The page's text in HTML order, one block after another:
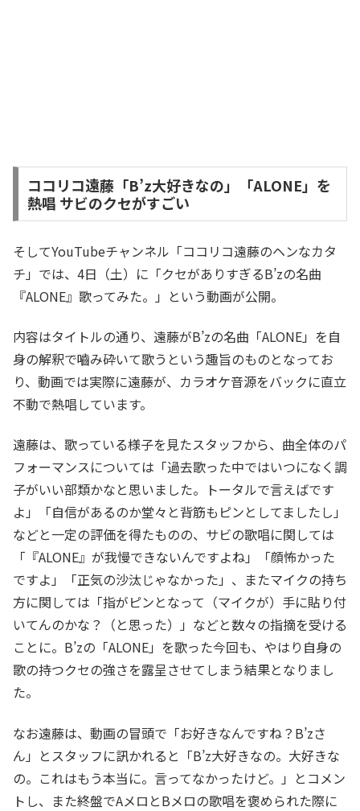
ココリコ遠藤「B’z大好きなの」「ALONE」を
熱唱 サビのクセがすごい
そしてYouTubeチャンネル「ココリコ遠藤のヘンなカタ
チ」では、4日（土）に「クセがありすぎるB’zの名曲
『ALONE』歌ってみた。」という動画が公開。
内容はタイトルの通り、遠藤がB’zの名曲「ALONE」を自
身の解釈で嚙み砕いて歌うという趣旨のものとなってお
り、動画では実際に遠藤が、カラオケ音源をバックに直立
不動で熱唱しています。
遠藤は、歌っている様子を見たスタッフから、曲全体のパ
フォーマンスについては「過去歌った中ではいつになく調
子がいい部類かなと思いました。トータルで言えばです
よ」「自信があるのか堂々と背筋もピンとしてましたし」
などと一定の評価を得たものの、サビの歌唱に関しては
「『ALONE』が我慢できないんですよね」「顔怖かった
ですよ」「正気の沙汰じゃなかった」、またマイクの持ち
方に関しては「指がピンとなって（マイクが）手に貼り付
いてんのかな？（と思った）」などと数々の指摘を受ける
ことに。B’zの「ALONE」を歌った今回も、やはり自身の
歌の持つクセの強さを露呈させてしまう結果となりまし
た。
なお遠藤は、動画の冒頭で「お好きなんですね？B’zさ
ん」とスタッフに訊かれると「B’z大好きなの。大好きな
の。これはもう本当に。言ってなかったけど。」とコメン
トし、また終盤でAメロとBメロの歌唱を褒められた際に